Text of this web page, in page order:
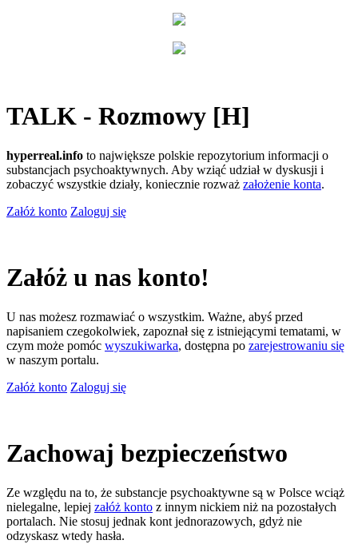
TALK - Rozmowy [H]
hyperreal.info to największe polskie repozytorium informacji o
substancjach psychoaktywnych. Aby wziąć udział w dyskusji i
zobaczyć wszystkie działy, koniecznie rozważ założenie konta.
Załóż konto Zaloguj się
Załóż u nas konto!
U nas możesz rozmawiać o wszystkim. Ważne, abyś przed
napisaniem czegokolwiek, zapoznał się z istniejącymi tematami, w
czym może pomóc wyszukiwarka, dostępna po zarejestrowaniu się
w naszym portalu.
Załóż konto Zaloguj się
Zachowaj bezpieczeństwo
Ze względu na to, że substancje psychoaktywne są w Polsce wciąż
nielegalne, lepiej załóż konto z innym nickiem niż na pozostałych
portalach. Nie stosuj jednak kont jednorazowych, gdyż nie
odzyskasz wtedy hasła.